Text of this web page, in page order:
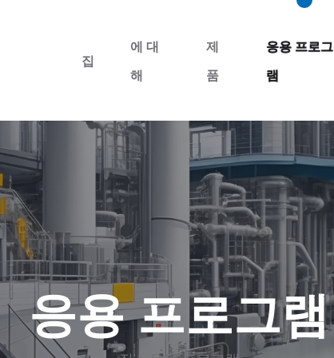
집
에 대
해
제
품
응용 프로그
램
응용 프로그램